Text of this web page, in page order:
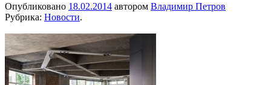
Опубликовано 18.02.2014 автором Владимир Петров
Рубрика: Новости.